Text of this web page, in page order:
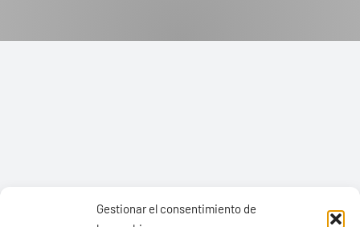
Gestionar el consentimiento de